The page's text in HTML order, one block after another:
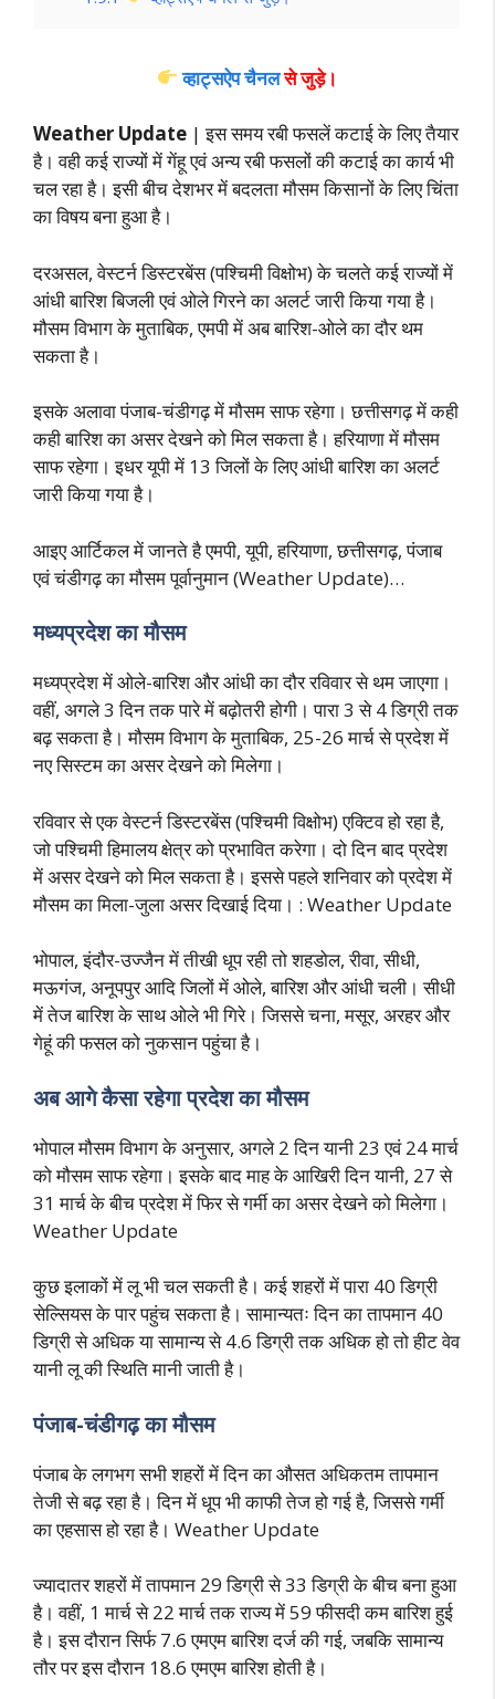
व्हाट्सऐप चैनलसे जुड़े।
Weather Update | इस समय रबी फसलें कटाई के लिए तैयार
है। वही कई राज्यों में गेंहू एवं अन्य रबी फसलों की कटाई का कार्य भी
चल रहा है। इसी बीच देशभर में बदलता मौसम किसानों के लिए चिंता
का विषय बना हुआ है।
दरअसल, वेस्टर्न डिस्टरबेंस (पश्चिमी विक्षोभ) के चलते कई राज्यों में
आंधी बारिश बिजली एवं ओले गिरने का अलर्ट जारी किया गया है।
मौसम विभाग के मुताबिक, एमपी में अब बारिश-ओले का दौर थम
सकता है।
इसके अलावा पंजाब-चंडीगढ़ में मौसम साफ रहेगा। छत्तीसगढ़ में कही
कही बारिश का असर देखने को मिल सकता है। हरियाणा में मौसम
साफ रहेगा। इधर यूपी में 13 जिलों के लिए आंधी बारिश का अलर्ट
जारी किया गया है।
आइए आर्टिकल में जानते है एमपी, यूपी, हरियाणा, छत्तीसगढ़, पंजाब
एवं चंडीगढ़ का मौसम पूर्वानुमान (Weather Update)…
मध्यप्रदेश का मौसम
मध्यप्रदेश में ओले-बारिश और आंधी का दौर रविवार से थम जाएगा।
वहीं, अगले 3 दिन तक पारे में बढ़ोतरी होगी। पारा 3 से 4 डिग्री तक
बढ़ सकता है। मौसम विभाग के मुताबिक, 25-26 मार्च से प्रदेश में
नए सिस्टम का असर देखने को मिलेगा।
रविवार से एक वेस्टर्न डिस्टरबेंस (पश्चिमी विक्षोभ) एक्टिव हो रहा है,
जो पश्चिमी हिमालय क्षेत्र को प्रभावित करेगा।दो दिन बाद प्रदेश
में असर देखने को मिल सकता है। इससे पहले शनिवार को प्रदेश में
मौसम का मिला-जुला असर दिखाई दिया। : Weather Update
भोपाल, इंदौर-उज्जैन में तीखी धूप रही तो शहडोल, रीवा, सीधी,
मऊगंज, अनूपपुर आदि जिलों में ओले, बारिश और आंधी चली। सीधी
में तेज बारिश के साथ ओले भी गिरे। जिससे चना, मसूर, अरहर और
गेहूं की फसल को नुकसान पहुंचा है।
अब आगे कैसा रहेगा प्रदेश का मौसम
भोपाल मौसम विभाग के अनुसार, अगले 2 दिन यानी 23 एवं 24 मार्च
को मौसम साफ रहेगा। इसके बाद माह के आखिरी दिन यानी, 27 से
31 मार्च के बीच प्रदेश में फिर से गर्मी का असर देखने को मिलेगा।
Weather Update
कुछ इलाकों में लू भी चल सकती है। कई शहरों में पारा 40 डिग्री
सेल्सियस के पार पहुंच सकता है। सामान्यतः दिन का तापमान 40
डिग्री से अधिक या सामान्य से 4.6 डिग्री तक अधिक हो तो हीट वेव
यानी लू की स्थिति मानी जाती है।
पंजाब-चंडीगढ़ का मौसम
पंजाब के लगभग सभी शहरों में दिन का औसत अधिकतम तापमान
तेजी से बढ़ रहा है। दिन में धूप भी काफी तेज हो गई है, जिससे गर्मी
का एहसास हो रहा है। Weather Update
ज्यादातर शहरों में तापमान 29 डिग्री से 33 डिग्री के बीच बना हुआ
है। वहीं, 1 मार्च से 22 मार्च तक राज्य में 59 फीसदी कम बारिश हुई
है। इस दौरान सिर्फ 7.6 एमएम बारिश दर्ज की गई, जबकि सामान्य
तौर पर इस दौरान 18.6 एमएम बारिश होती है।